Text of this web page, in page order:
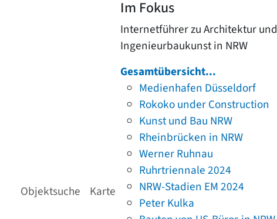
Objektsuche Karte
Im Fokus
Internetführer zu Architektur und
Ingenieurbaukunst in NRW
Gesamtübersicht...
Medienhafen Düsseldorf
Rokoko under Construction
Kunst und Bau NRW
Rheinbrücken in NRW
Werner Ruhnau
Ruhrtriennale 2024
NRW-Stadien EM 2024
Peter Kulka